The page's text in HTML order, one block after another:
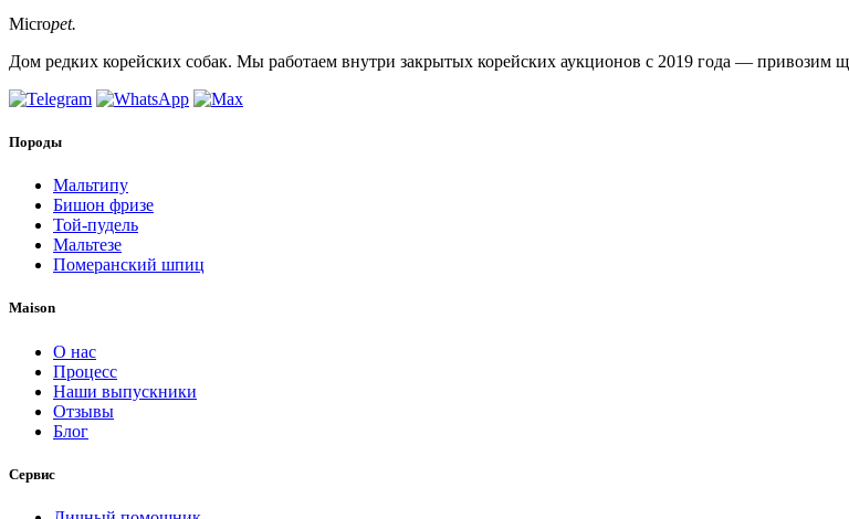
Micropet.
Дом редких корейских собак. Мы работаем внутри закрытых корейских аукционов с 2019 года — привозим
Породы
Мальтипу
Бишон фризе
Той-пудель
Мальтезе
Померанский шпиц
Maison
О нас
Процесс
Наши выпускники
Отзывы
Блог
Сервис